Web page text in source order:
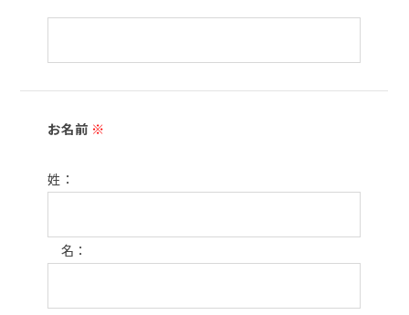
お名前 ※
姓：
名：